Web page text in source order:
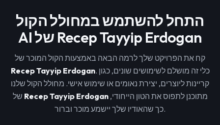
התחל להשתמש במחולל הקול
AI של Recep Tayyip Erdogan
קח את הפרויקט שלך לרמה הבאה באמצעות הקול המוכר של
Recep Tayyip Erdogan. כלי זה מושלם לשימושים שונים, כגון
קריינות ליוצרים, יצירת נאומים או שימוש אישי. מחולל הקול שלנו
Recep Tayyip Erdoganמתוכנן לתפוס את הטון הייחודי,
כך שהאודיו שלך יישמע מוכר וברור.